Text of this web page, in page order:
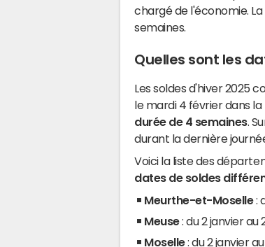
chargé de l'économie.
semaines.
Quelles sont les
Les soldes d'hiver 2025
le mardi 4 février dans
durée de 4 semaines.
durant la dernière
Voici la liste des
dates de soldes
Meurthe-et-Moselle:
Meuse: du 2 janvier au
Moselle: du 2 janvier